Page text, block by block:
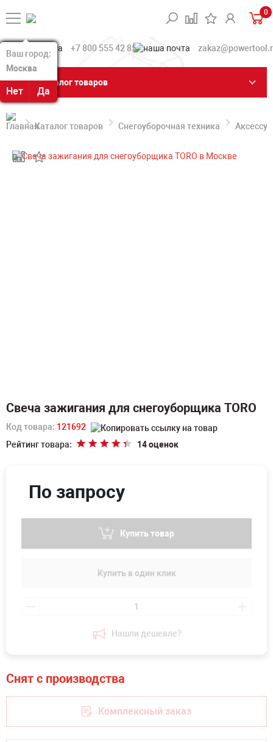
Ваш город:
Москва
Нет Да
Ваш город:
Москва
Нет Да
0
+7 800 555 42 85
Каталог товаров
Каталог товаров Снегоуборочная техника
Свеча зажигания для снегоуборщика TORO
Код товара: 121692
Рейтинг товара:
14 оценок
Нашли дешевле?
По запросу
Купить товар
Купить в один клик
Комплексный заказ